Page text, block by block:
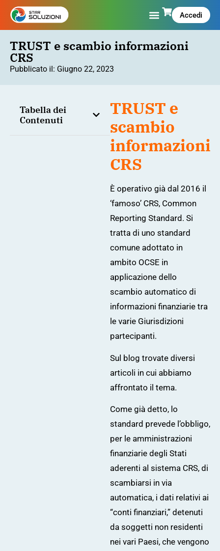
Accedi
TRUST e scambio informazioni
CRS
Pubblicato il: Giugno 22, 2023
Tabella dei
Contenuti
TRUST e
scambio
informazioni
CRS
È operativo già dal 2016 il
‘famoso’ CRS, Common
Reporting Standard. Si
tratta di uno standard
comune adottato in
ambito OCSE in
applicazione dello
scambio automatico di
informazioni finanziarie tra
le varie Giurisdizioni
partecipanti.
Sul blog trovate diversi
articoli in cui abbiamo
affrontato il tema.
Come già detto, lo
standard prevede l’obbligo,
per le amministrazioni
finanziarie degli Stati
aderenti al sistema CRS, di
scambiarsi in via
automatica, i dati relativi ai
“conti finanziari,” detenuti
da soggetti non residenti
nei vari Paesi, che vengono